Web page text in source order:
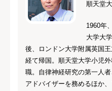
順天堂
1960年
大学大
後、ロンドン大学附属英国
経て帰国。順天堂大学小児
職。自律神経研究の第一人
アドバイザーを務めるほか